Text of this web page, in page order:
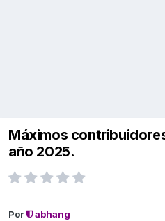
Máximos
año 2025.
Por
abhang